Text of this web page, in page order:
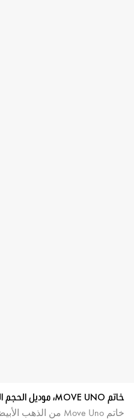
خاتم MOVE UNO، موديل الحجم الكبير
خاتم Move Uno من الذهب الأبيض والماس